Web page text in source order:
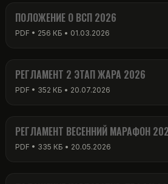
ПОЛОЖЕНИЕ О ВСП 2026
РЕГЛАМЕНТ 2 ЭТАП ЖАРА 2026
РЕГЛАМЕНТ ВЕСЕННИЙ МАРАФОН 2026